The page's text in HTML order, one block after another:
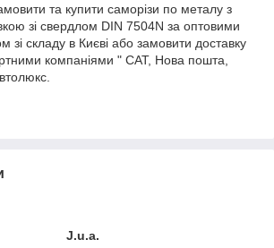
та купити саморізи по металу з
зі свердлом DIN 7504N за оптовими
зі складу в Києві або замовити доставку
компаніями " САТ, Нова пошта,
J.u.a.